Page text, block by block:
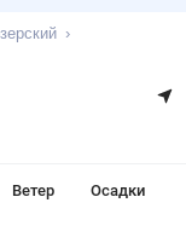
Ветер Осадки